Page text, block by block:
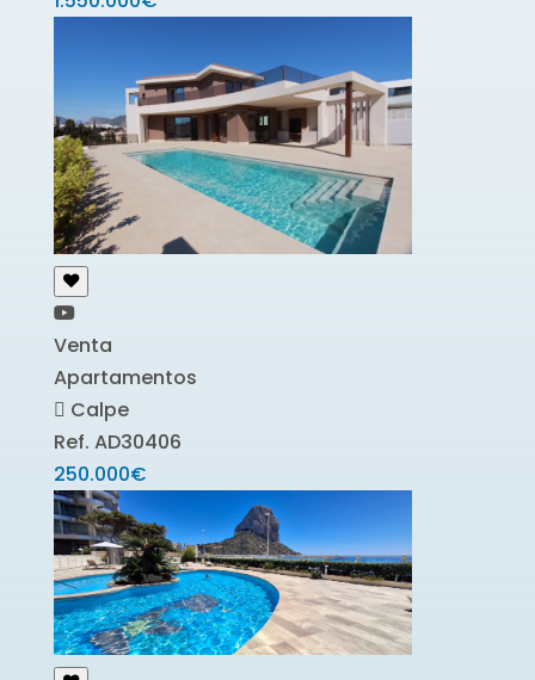
Venta
Apartamentos
Calpe
Ref. AD30406
250.000€